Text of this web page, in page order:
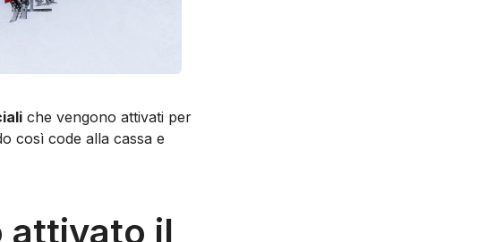
che vengono attivati per
così code alla cassa e
attivato il